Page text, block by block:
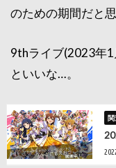
のための期間だと思
9thライブ(2023年
といいな…。